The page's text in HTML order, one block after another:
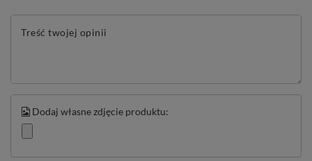
Treść twojej opinii
Dodaj własne zdjęcie produktu: